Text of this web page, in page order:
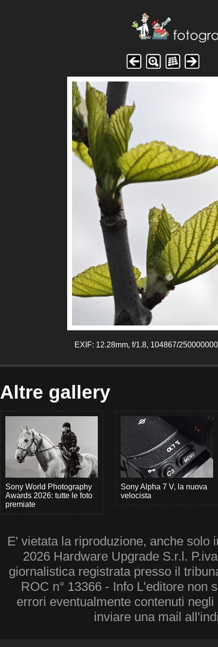
EXIF: 12.28mm, f/1.8, 104867/
Altre gallery
Sony World Photography
Awards 2026: tutte le foto
premiate
Sony Alpha 7 V, la nuova
velocista
E' vietata la riproduzione, anche solo
2026 Hardware Upgrade S.r.l.
giornalistica registrata presso il
ROC n° 13366 - Info L'editore non
errori eventualmente contenuti
inviare una mail